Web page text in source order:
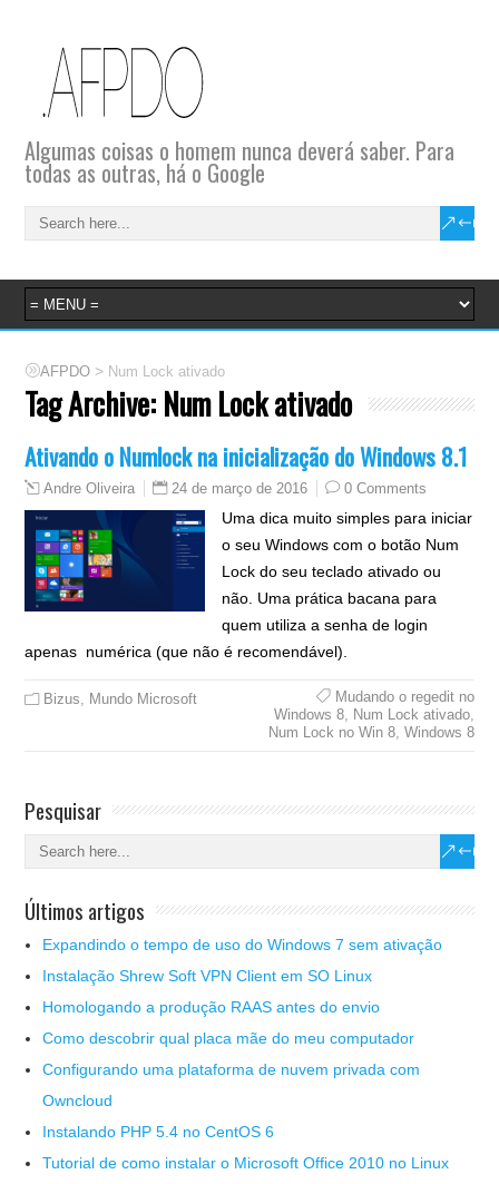
Algumas coisas o homem nunca deverá saber. Para
todas as outras, há o Google
AFPDO > Num Lock ativado
Tag Archive: Num Lock ativado
Ativando o Numlock na inicialização do Windows 8.1
Andre Oliveira 24 de março de 2016 0 Comments
Uma dica muito simples para iniciar
o seu Windows com o botão Num
Lock do seu teclado ativado ou
não. Uma prática bacana para
quem utiliza a senha de login
apenas numérica (que não é recomendável).
Bizus, Mundo Microsoft
Mudando o regedit no
Windows 8, Num Lock ativado,
Num Lock no Win 8, Windows 8
Pesquisar
Últimos artigos
Expandindo o tempo de uso do Windows 7 sem ativação
Instalação Shrew Soft VPN Client em SO Linux
Homologando a produção RAAS antes do envio
Como descobrir qual placa mãe do meu computador
Configurando uma plataforma de nuvem privada com
Owncloud
Instalando PHP 5.4 no CentOS 6
Tutorial de como instalar o Microsoft Office 2010 no Linux